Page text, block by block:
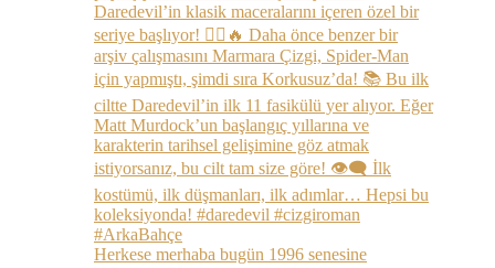
Herkese merhaba bugün 1996 senesine